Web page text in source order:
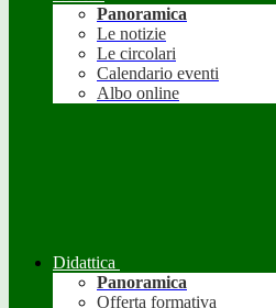
Panoramica
Le notizie
Le circolari
Calendario eventi
Albo online
Didattica
Panoramica
Offerta formativa